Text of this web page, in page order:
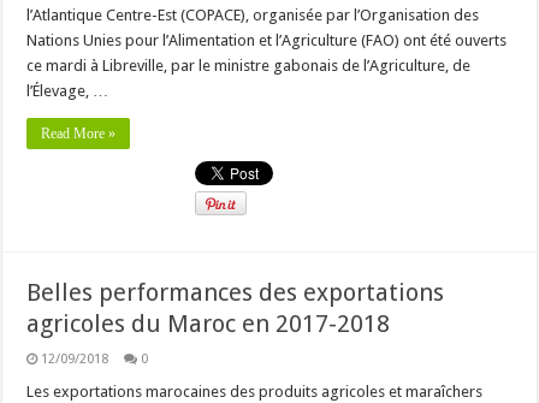
l’Atlantique Centre-Est (COPACE), organisée par l’Organisation des
Nations Unies pour l’Alimentation et l’Agriculture (FAO) ont été ouverts
ce mardi à Libreville, par le ministre gabonais de l’Agriculture, de
l’Élevage, …
Read More »
Belles performances des exportations
agricoles du Maroc en 2017-2018
12/09/2018 0
Les exportations marocaines des produits agricoles et maraîchers